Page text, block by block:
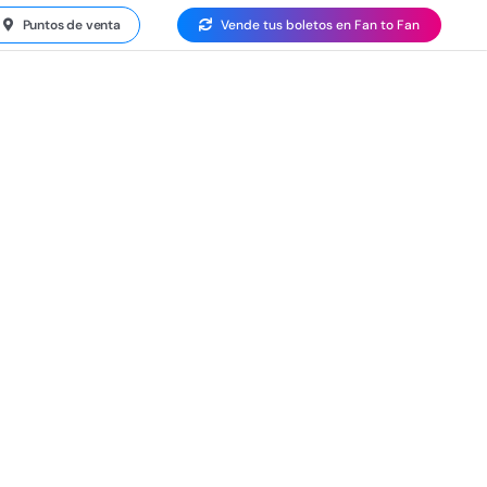
Puntos de venta Vende tus boletos en Fan to Fan